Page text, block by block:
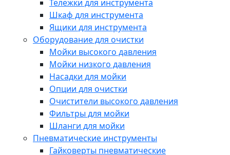
Тележки для инструмента
Шкаф для инструмента
Ящики для инструмента
Оборудование для очистки
Мойки высокого давления
Мойки низкого давления
Насадки для мойки
Опции для очистки
Очистители высокого давления
Фильтры для мойки
Шланги для мойки
Пневматические инструменты
Гайковерты пневматические